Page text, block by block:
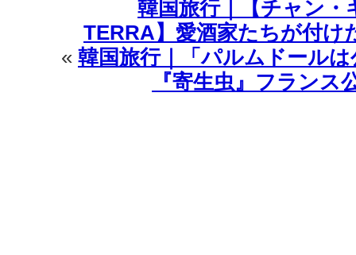
韓国旅行｜【チャン
TERRA】愛酒家たちが付け
« 韓国旅行｜「パルムドール
『寄生虫』フランス